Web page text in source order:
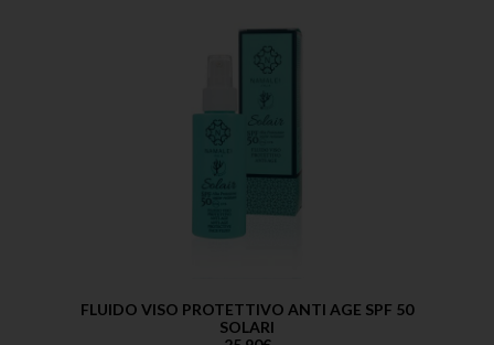
FLUIDO VISO PROTETTIVO ANTI AGE SPF 50
SOLARI